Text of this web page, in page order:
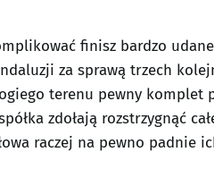
finisz bardzo
za sprawą trzech
terenu pewny
zdołają rozstrzygnąć
raczej na pewno padnie